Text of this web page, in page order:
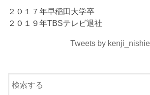
２０１７年早稲田大学卒
２０１９年TBSテレビ退社
Tweets by kenji_nishie